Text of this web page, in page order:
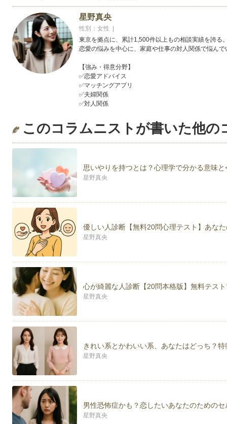
星野真央
性別：女性 |
東京を拠点に、累計1,500件以上もの相談実績を誇る
恋愛の悩みを中心に、家庭や仕事の対人関係で悩ん
【強み・得意分野】
✅恋愛アドバイス
✅マッチングアプリ
✅夫婦関係
✅対人関係
このコラムニストが書いた他の
思いやりを持つとは？心理学で分かる意味
星野真央
優しい人診断【無料20問心理テスト】あな
星野真央
心が綺麗な人診断【20問本格版】無料テス
星野真央
きれい系とかわいい系、あなたはどっち？
星野真央
男性恐怖症かも？恋したいあなたのための
星野真央